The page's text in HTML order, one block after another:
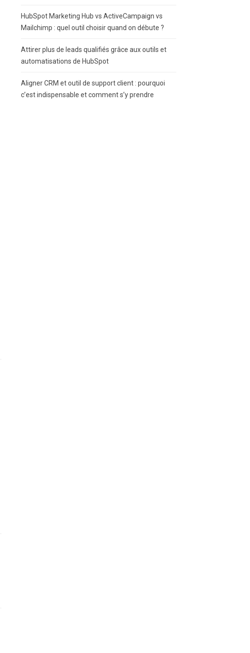
HubSpot Marketing Hub vs ActiveCampaign vs
Mailchimp : quel outil choisir quand on débute ?
Attirer plus de leads qualifiés grâce aux outils et
automatisations de HubSpot
Aligner CRM et outil de support client : pourquoi
c’est indispensable et comment s’y prendre